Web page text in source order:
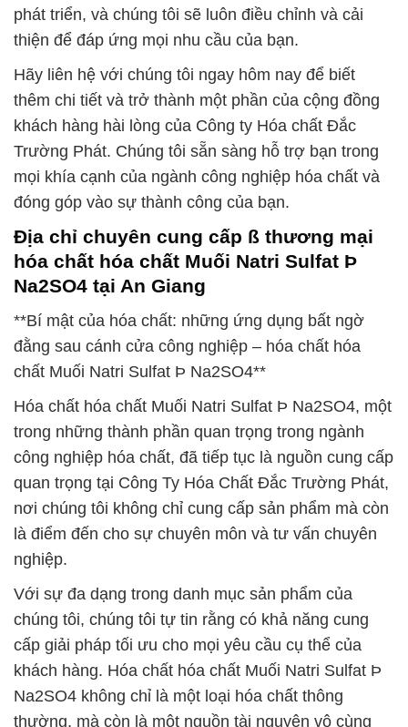
phát triển, và chúng tôi sẽ luôn điều chỉnh và cải
thiện để đáp ứng mọi nhu cầu của bạn.
Hãy liên hệ với chúng tôi ngay hôm nay để biết
thêm chi tiết và trở thành một phần của cộng đồng
khách hàng hài lòng của Công ty Hóa chất Đắc
Trường Phát. Chúng tôi sẵn sàng hỗ trợ bạn trong
mọi khía cạnh của ngành công nghiệp hóa chất và
đóng góp vào sự thành công của bạn.
Địa chỉ chuyên cung cấp ß thương mại
hóa chất hóa chất Muối Natri Sulfat Þ
Na2SO4 tại An Giang
**Bí mật của hóa chất: những ứng dụng bất ngờ
đằng sau cánh cửa công nghiệp – hóa chất hóa
chất Muối Natri Sulfat Þ Na2SO4**
Hóa chất hóa chất Muối Natri Sulfat Þ Na2SO4, một
trong những thành phần quan trọng trong ngành
công nghiệp hóa chất, đã tiếp tục là nguồn cung cấp
quan trọng tại Công Ty Hóa Chất Đắc Trường Phát,
nơi chúng tôi không chỉ cung cấp sản phẩm mà còn
là điểm đến cho sự chuyên môn và tư vấn chuyên
nghiệp.
Với sự đa dạng trong danh mục sản phẩm của
chúng tôi, chúng tôi tự tin rằng có khả năng cung
cấp giải pháp tối ưu cho mọi yêu cầu cụ thể của
khách hàng. Hóa chất hóa chất Muối Natri Sulfat Þ
Na2SO4 không chỉ là một loại hóa chất thông
thường, mà còn là một nguồn tài nguyên vô cùng